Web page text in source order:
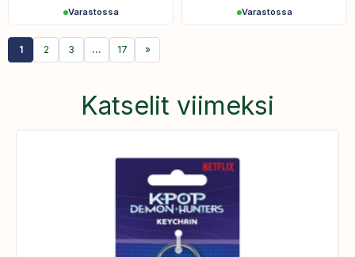
Varastossa Varastossa
1 2 3 … 17 »
Katselit viimeksi